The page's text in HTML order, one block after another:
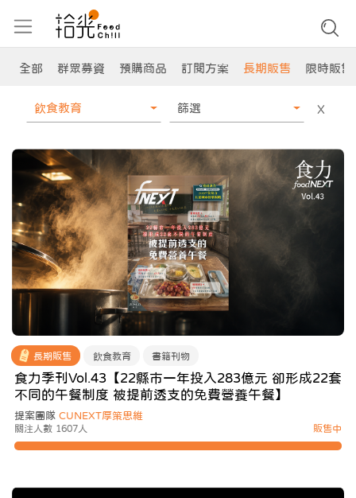
全部 群眾募資 預購商品 訂閱方案 長期販售 限時販售
飲食教育 篩選 X
長期販售 飲食教育 書籍刊物
食力季刊Vol.43【22縣市一年投入283億元 卻形成22套
不同的午餐制度 被提前透支的免費營養午餐】
提案團隊 CUNEXT厚策思維
關注人數 1607人 販售中